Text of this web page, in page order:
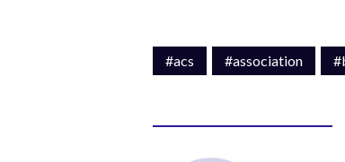
#acs #association